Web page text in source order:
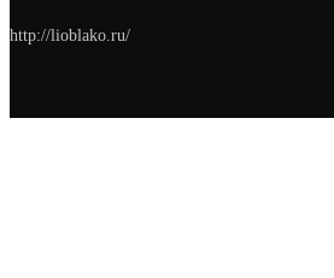
http://lioblako.ru/